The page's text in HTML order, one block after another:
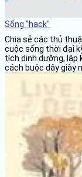
Sống "hack"
Chia sẻ các thủ
cuộc sống thời đại
tích dinh dưỡng, lập
cách buộc dây giày